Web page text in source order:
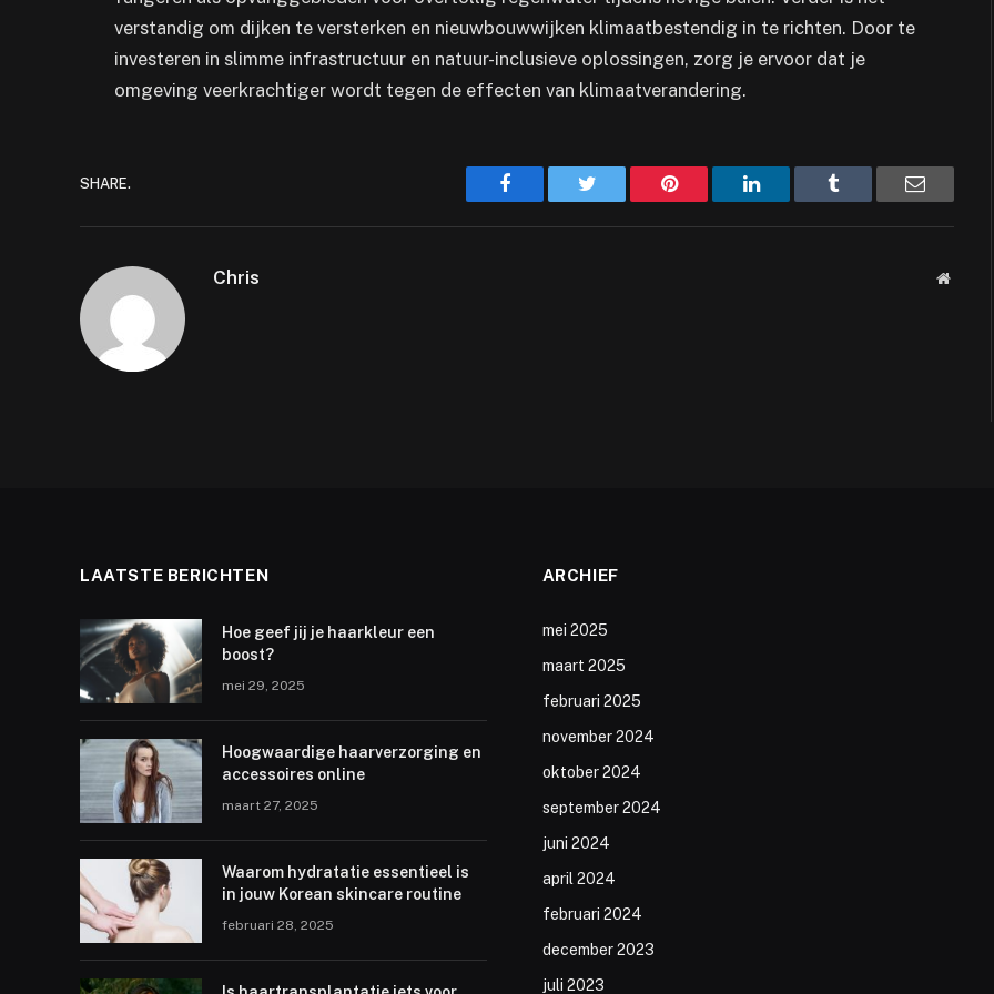
verstandig om dijken te versterken en nieuwbouwwijken klimaatbestendig in te richten. Door te
investeren in slimme infrastructuur en natuur-inclusieve oplossingen, zorg je ervoor dat je
omgeving veerkrachtiger wordt tegen de effecten van klimaatverandering.
SHARE. Facebook Twitter Pinterest LinkedIn Tumblr Email
Chris
LAATSTE BERICHTEN
Hoe geef jij je haarkleur een
boost?
mei 29, 2025
Hoogwaardige haarverzorging en
accessoires online
maart 27, 2025
Waarom hydratatie essentieel is
in jouw Korean skincare routine
februari 28, 2025
ARCHIEF
mei 2025
maart 2025
februari 2025
november 2024
oktober 2024
september 2024
juni 2024
april 2024
februari 2024
december 2023
juli 2023